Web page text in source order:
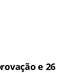
e 26